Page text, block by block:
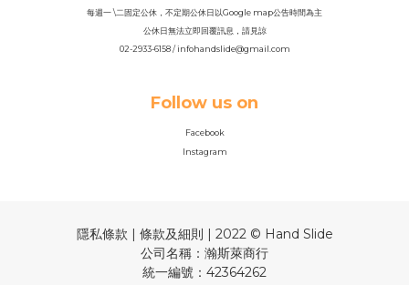
每週一 \二固定公休，不定期公休日以Google map公告時間為主
公休日無法立即回覆訊息，請見諒
02-2933-6158 / infohandslide@gmail.com
Follow us on
Facebook
Instagram
隱私條款 | 條款及細則 | 2022 © Hand Slide
公司名稱：瀚斯萊商行
統一編號：42364262